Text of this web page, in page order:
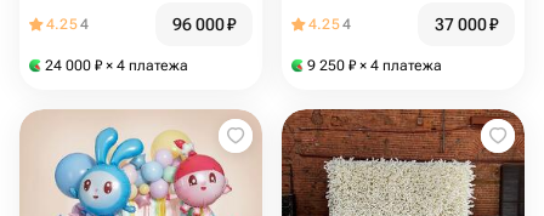
4.254 96 000₽
24 000 ₽ × 4 платежа
букетом цветов
4.254 37 000₽
9 250 ₽ × 4 платежа